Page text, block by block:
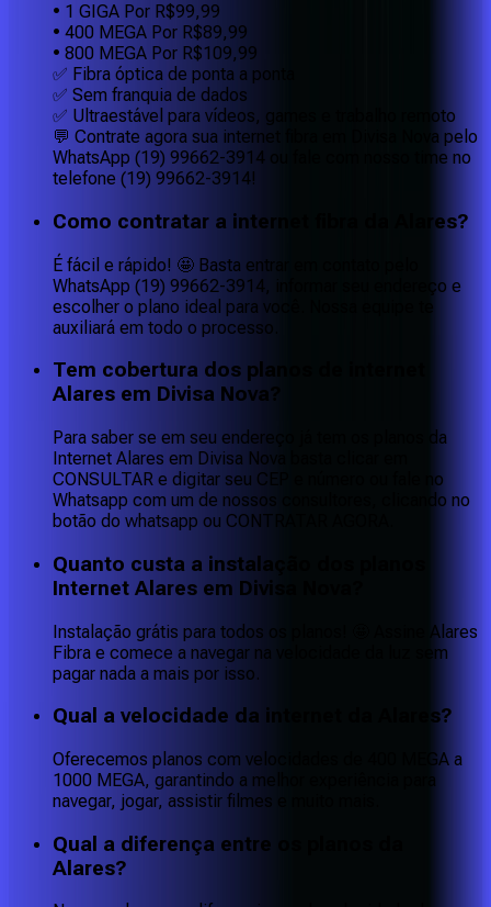
• 1 GIGA Por R$99,99
• 400 MEGA Por R$89,99
• 800 MEGA Por R$109,99
✅ Fibra óptica de ponta a ponta
✅ Sem franquia de dados
✅ Ultraestável para vídeos, games e trabalho remoto
💬 Contrate agora sua internet fibra em Divisa Nova pelo
WhatsApp (19) 99662-3914 ou fale com nosso time no
telefone (19) 99662-3914!
Como contratar a internet fibra da Alares?
É fácil e rápido! 🤩 Basta entrar em contato pelo
WhatsApp (19) 99662-3914, informar seu endereço e
escolher o plano ideal para você. Nossa equipe te
auxiliará em todo o processo.
Tem cobertura dos planos de internet
Alares em Divisa Nova?
Para saber se em seu endereço já tem os planos da
Internet Alares em Divisa Nova basta clicar em
CONSULTAR e digitar seu CEP e número ou fale no
Whatsapp com um de nossos consultores, clicando no
botão do whatsapp ou CONTRATAR AGORA.
Quanto custa a instalação dos planos
Internet Alares em Divisa Nova?
Instalação grátis para todos os planos! 🤩 Assine Alares
Fibra e comece a navegar na velocidade da luz sem
pagar nada a mais por isso.
Qual a velocidade da internet da Alares?
Oferecemos planos com velocidades de 400 MEGA a
1000 MEGA, garantindo a melhor experiência para
navegar, jogar, assistir filmes e muito mais.
Qual a diferença entre os planos da
Alares?